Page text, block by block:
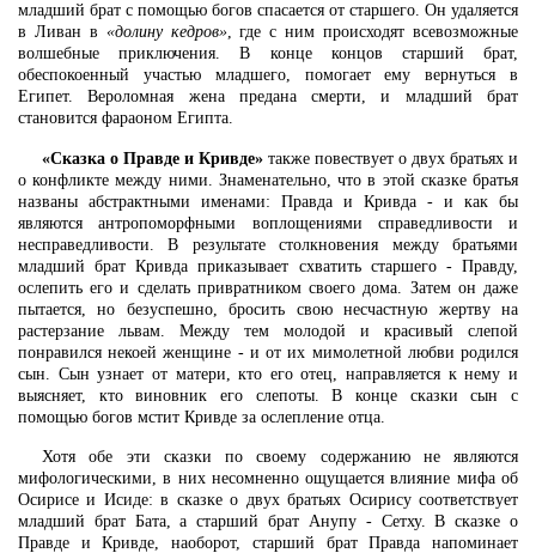
младший брат с помощью богов спасается от старшего. Он удаляется
в Ливан в «долину кедров», где с ним происходят всевозможные
волшебные приключения. В конце концов старший брат,
обеспокоенный участью младшего, помогает ему вернуться в
Египет. Вероломная жена предана смерти, и младший брат
становится фараоном Египта.
«Сказка о Правде и Кривде» также повествует о двух братьях и
о конфликте между ними. Знаменательно, что в этой сказке братья
названы абстрактными именами: Правда и Кривда - и как бы
являются антропоморфными воплощениями справедливости и
несправедливости. В результате столкновения между братьями
младший брат Кривда приказывает схватить старшего - Правду,
ослепить его и сделать привратником своего дома. Затем он даже
пытается, но безуспешно, бросить свою несчастную жертву на
растерзание львам. Между тем молодой и красивый слепой
понравился некоей женщине - и от их мимолетной любви родился
сын. Сын узнает от матери, кто его отец, направляется к нему и
выясняет, кто виновник его слепоты. В конце сказки сын с
помощью богов мстит Кривде за ослепление отца.
Хотя обе эти сказки по своему содержанию не являются
мифологическими, в них несомненно ощущается влияние мифа об
Осирисе и Исиде: в сказке о двух братьях Осирису соответствует
младший брат Бата, а старший брат Анупу - Сетху. В сказке о
Правде и Кривде, наоборот, старший брат Правда напоминает